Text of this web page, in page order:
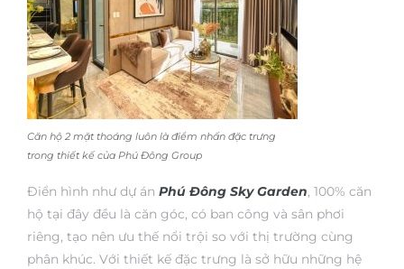
Căn hộ 2 mặt thoáng luôn là điểm nhấn đặc trưng
trong thiết kế của Phú Đông Group
Điển hình như dự án Phú Đông Sky Garden, 100% căn
hộ tại đây đều là căn góc, có ban công và sân phơi
riêng, tạo nên ưu thế nổi trội so với thị trường cùng
phân khúc. Với thiết kế đặc trưng là sở hữu những hệ